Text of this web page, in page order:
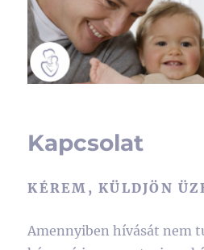
Kapcsolat
KÉREM, KÜLDJÖN
Amennyiben hívását nem